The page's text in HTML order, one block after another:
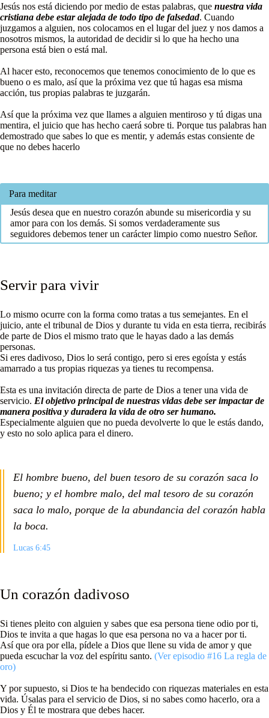
Jesús nos está diciendo por medio de estas palabras, que nuestra vida
cristiana debe estar alejada de todo tipo de falsedad. Cuando
juzgamos a alguien, nos colocamos en el lugar del juez y nos damos a
nosotros mismos, la autoridad de decidir si lo que ha hecho una
persona está bien o está mal.
Al hacer esto, reconocemos que tenemos conocimiento de lo que es
bueno o es malo, así que la próxima vez que tú hagas esa misma
acción, tus propias palabras te juzgarán.
Así que la próxima vez que llames a alguien mentiroso y tú digas una
mentira, el juicio que has hecho caerá sobre ti. Porque tus palabras han
demostrado que sabes lo que es mentir, y además estas consiente de
que no debes hacerlo
Para meditar
Jesús desea que en nuestro corazón abunde su misericordia y su
amor para con los demás. Si somos verdaderamente sus
seguidores debemos tener un carácter limpio como nuestro Señor.
Servir para vivir
Lo mismo ocurre con la forma como tratas a tus semejantes. En el
juicio, ante el tribunal de Dios y durante tu vida en esta tierra, recibirás
de parte de Dios el mismo trato que le hayas dado a las demás
personas.
Si eres dadivoso, Dios lo será contigo, pero si eres egoísta y estás
amarrado a tus propias riquezas ya tienes tu recompensa.
Esta es una invitación directa de parte de Dios a tener una vida de
servicio. El objetivo principal de nuestras vidas debe ser impactar de
manera positiva y duradera la vida de otro ser humano.
Especialmente alguien que no pueda devolverte lo que le estás dando,
y esto no solo aplica para el dinero.
El hombre bueno, del buen tesoro de su corazón saca lo
bueno; y el hombre malo, del mal tesoro de su corazón
saca lo malo, porque de la abundancia del corazón habla
la boca.
Lucas 6:45
Un corazón dadivoso
Si tienes pleito con alguien y sabes que esa persona tiene odio por ti,
Dios te invita a que hagas lo que esa persona no va a hacer por ti.
Así que ora por ella, pídele a Dios que llene su vida de amor y que
pueda escuchar la voz del espíritu santo. (Ver episodio #16 La regla de
oro)
Y por supuesto, si Dios te ha bendecido con riquezas materiales en esta
vida. Úsalas para el servicio de Dios, si no sabes como hacerlo, ora a
Dios y Él te mostrara que debes hacer.